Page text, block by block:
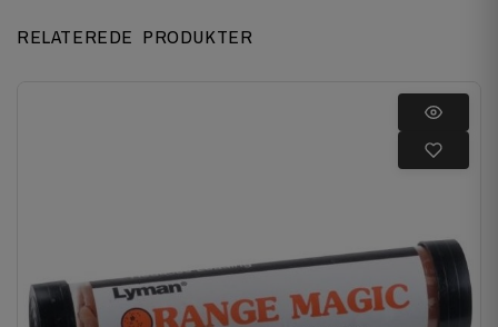
RELATEREDE PRODUKTER